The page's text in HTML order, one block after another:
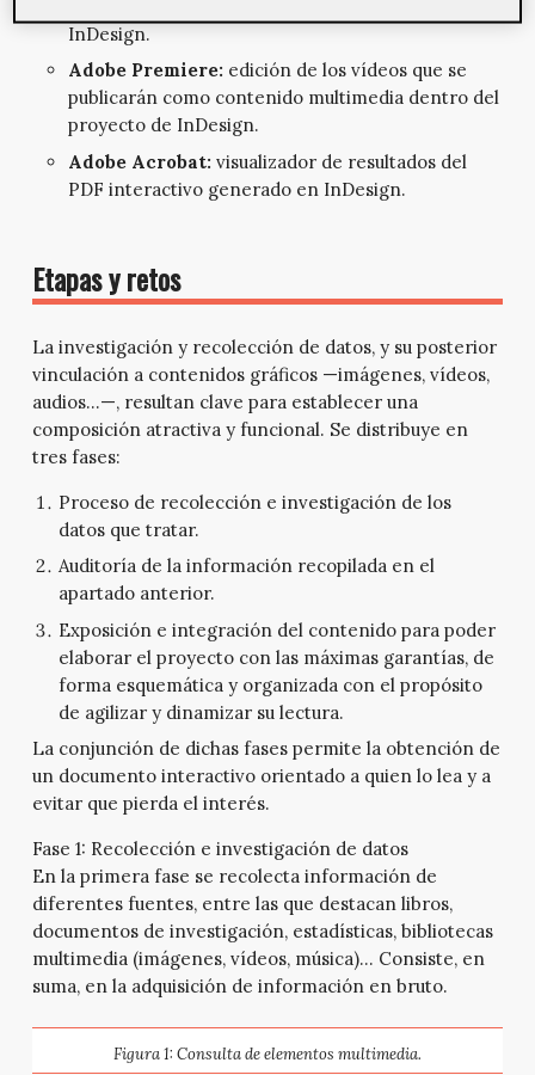
InDesign.
Adobe Premiere: edición de los vídeos que se
publicarán como contenido multimedia dentro del
proyecto de InDesign.
Adobe Acrobat: visualizador de resultados del
PDF interactivo generado en InDesign.
Etapas y retos
La investigación y recolección de datos, y su posterior
vinculación a contenidos gráficos —imágenes, vídeos,
audios…—, resultan clave para establecer una
composición atractiva y funcional. Se distribuye en
tres fases:
Proceso de recolección e investigación de los
datos que tratar.
Auditoría de la información recopilada en el
apartado anterior.
Exposición e integración del contenido para poder
elaborar el proyecto con las máximas garantías, de
forma esquemática y organizada con el propósito
de agilizar y dinamizar su lectura.
La conjunción de dichas fases permite la obtención de
un documento interactivo orientado a quien lo lea y a
evitar que pierda el interés.
Fase 1: Recolección e investigación de datos
En la primera fase se recolecta información de
diferentes fuentes, entre las que destacan libros,
documentos de investigación, estadísticas, bibliotecas
multimedia (imágenes, vídeos, música)… Consiste, en
suma, en la adquisición de información en bruto.
Figura 1: Consulta de elementos multimedia.